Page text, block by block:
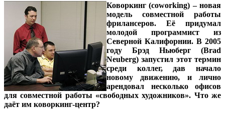
Коворкинг (coworking) – новая
модель совместной работы
фрилансеров. Её придумал
молодой программист из
Северной Калифорнии. В 2005
году Брэд Ньюберг (Brad
Neuberg) запустил этот термин
среди коллег, дав начало
новому движению, и лично
арендовал несколько офисов
для совместной работы «свободных художников». Что же
даёт им коворкинг-центр?